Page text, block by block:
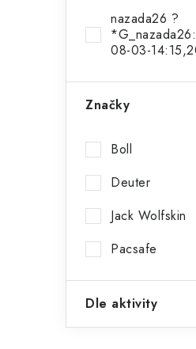
e
nazada26 ?
08-03-
Značky
Boll
Deuter
Jack Wolfskin
Pacsafe
Dle aktivity